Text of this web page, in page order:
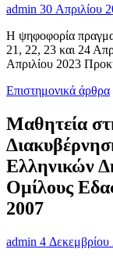
admin 30 Απριλίου
Η ψηφοφορία
21, 22, 23 και 24
Απριλίου 2023
Επιστημονικά άρθρα
Μαθητεία
Ελληνικών
Ομίλους
2007
admin 4 Δεκεμβρίου